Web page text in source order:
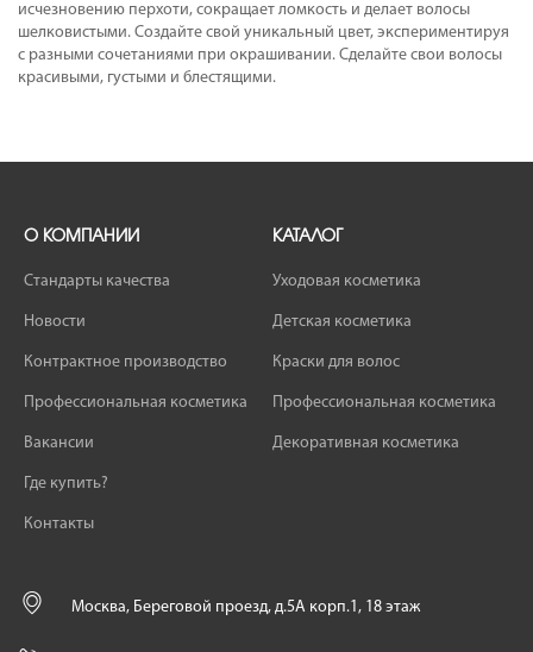
исчезновению перхоти, сокращает ломкость и делает волосы
шелковистыми. Создайте свой уникальный цвет, экспериментируя
с разными сочетаниями при окрашивании. Сделайте свои волосы
красивыми, густыми и блестящими.
О КОМПАНИИ
Стандарты качества
Новости
Контрактное производство
Профессиональная косметика
Вакансии
Где купить?
Контакты
КАТАЛОГ
Уходовая косметика
Детская косметика
Краски для волос
Профессиональная косметика
Декоративная косметика
Москва, Береговой проезд, д.5А корп.1, 18 этаж